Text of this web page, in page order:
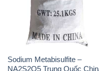
NA2S2O5 Trung Quốc China